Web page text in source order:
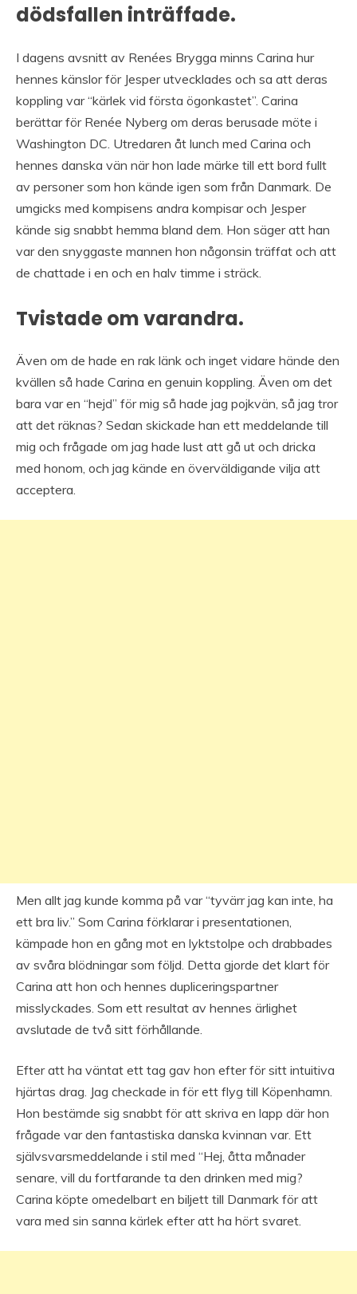
dödsfallen inträffade.
I dagens avsnitt av Renées Brygga minns Carina hur
hennes känslor för Jesper utvecklades och sa att deras
koppling var “kärlek vid första ögonkastet”. Carina
berättar för Renée Nyberg om deras berusade möte i
Washington DC. Utredaren åt lunch med Carina och
hennes danska vän när hon lade märke till ett bord fullt
av personer som hon kände igen som från Danmark. De
umgicks med kompisens andra kompisar och Jesper
kände sig snabbt hemma bland dem. Hon säger att han
var den snyggaste mannen hon någonsin träffat och att
de chattade i en och en halv timme i sträck.
Tvistade om varandra.
Även om de hade en rak länk och inget vidare hände den
kvällen så hade Carina en genuin koppling. Även om det
bara var en “hejd” för mig så hade jag pojkvän, så jag tror
att det räknas? Sedan skickade han ett meddelande till
mig och frågade om jag hade lust att gå ut och dricka
med honom, och jag kände en överväldigande vilja att
acceptera.
Men allt jag kunde komma på var “tyvärr jag kan inte, ha
ett bra liv.” Som Carina förklarar i presentationen,
kämpade hon en gång mot en lyktstolpe och drabbades
av svåra blödningar som följd. Detta gjorde det klart för
Carina att hon och hennes dupliceringspartner
misslyckades. Som ett resultat av hennes ärlighet
avslutade de två sitt förhållande.
Efter att ha väntat ett tag gav hon efter för sitt intuitiva
hjärtas drag. Jag checkade in för ett flyg till Köpenhamn.
Hon bestämde sig snabbt för att skriva en lapp där hon
frågade var den fantastiska danska kvinnan var. Ett
självsvarsmeddelande i stil med “Hej, åtta månader
senare, vill du fortfarande ta den drinken med mig?
Carina köpte omedelbart en biljett till Danmark för att
vara med sin sanna kärlek efter att ha hört svaret.